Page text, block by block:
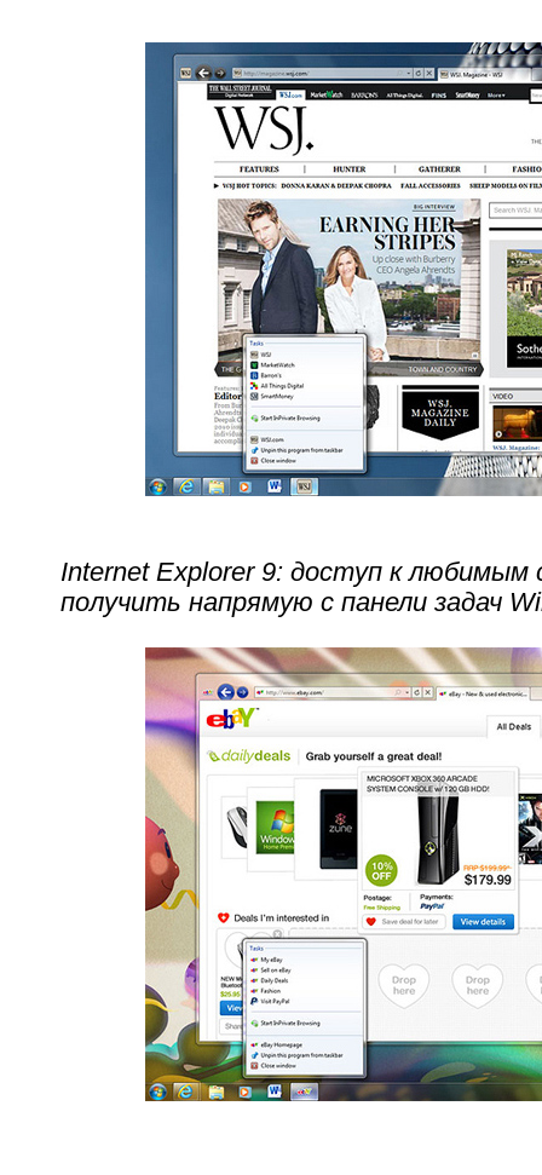
Internet Explorer 9: доступ к
получить напрямую с панели задач